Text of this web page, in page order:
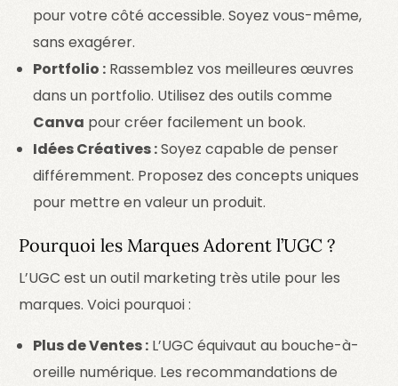
pour votre côté accessible. Soyez vous-même,
sans exagérer.
Portfolio : Rassemblez vos meilleures œuvres
dans un portfolio. Utilisez des outils comme
Canva pour créer facilement un book.
Idées Créatives :Soyez capable de penser
différemment. Proposez des concepts uniques
pour mettre en valeur un produit.
Pourquoi les Marques Adorent l’UGC ?
L’UGC est un outil marketing très utile pour les
marques. Voici pourquoi :
Plus de Ventes : L’UGC équivaut au bouche-à-
oreille numérique. Les recommandations de